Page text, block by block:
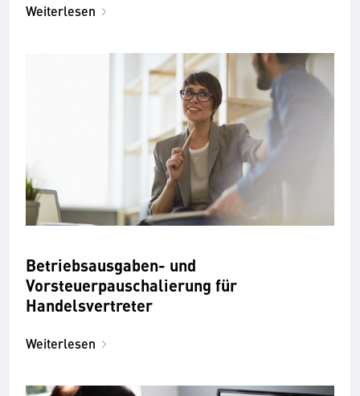
Weiterlesen
Betriebsausgaben- und
Vorsteuerpauschalierung für
Handelsvertreter
Weiterlesen